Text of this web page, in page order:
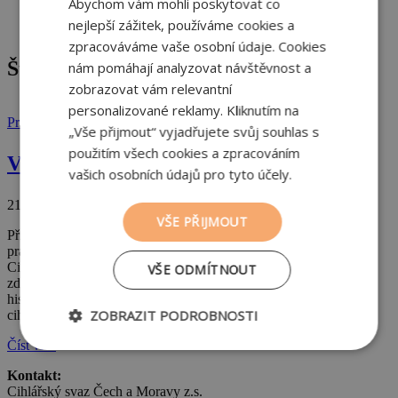
Komíny
Zeď
Štítek:vliv na zdraví
Proč cihly
Vliv cihelné stavby na zdraví obyvatel
21. 5. 2024
Při hledání vhodného bydlení jsou důležité nejen estetické a
praktické faktory, ale také ty, které se týkají zdraví a pohody.
Cihelné stavby nabízí řadu výhod, které přispívají k celkovému
zdraví a pohodě obyvatel. Cihla je tradiční materiál s bohatou
historií, symbolizující zodpovědný přístup k bydlení. Investice do
cihelné stavby je investicí do […]
Číst více
Kontakt:
Cihlářský svaz Čech a Moravy z.s.
nejlepší zážitek, používáme cookies a
zpracováváme vaše osobní údaje. Cookies
nám pomáhají analyzovat návštěvnost a
zobrazovat vám relevantní
personalizované reklamy. Kliknutím na
„Vše přijmout“ vyjadřujete svůj souhlas s
použitím všech cookies a zpracováním
vašich osobních údajů pro tyto účely.
VŠE PŘIJMOUT
VŠE ODMÍTNOUT
ZOBRAZIT PODROBNOSTI
Nezbytně
soubory
Výkonové
Soubory